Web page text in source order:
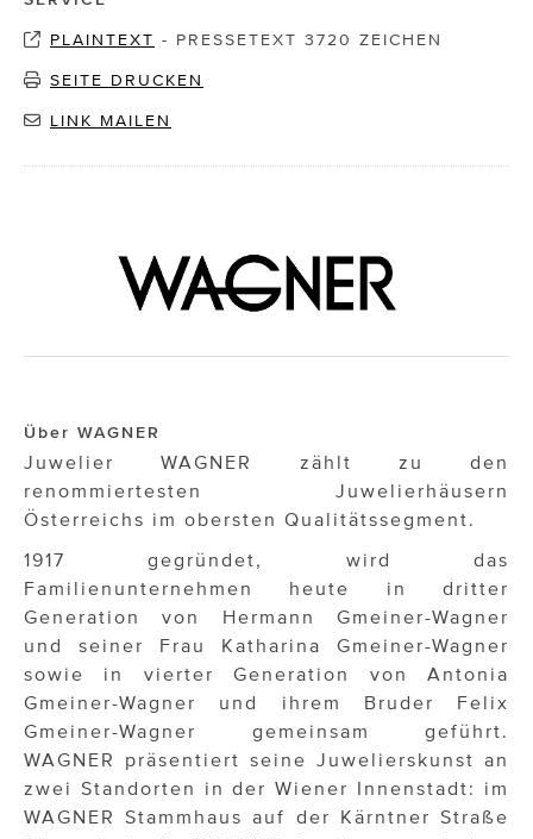
PLAINTEXT - PRESSETEXT 3720 ZEICHEN
SEITE DRUCKEN
LINK MAILEN
Über WAGNER
Juwelier WAGNER zählt zu den
renommiertesten Juwelierhäusern
Österreichs im obersten Qualitätssegment.
1917 gegründet, wird das
Familienunternehmen heute in dritter
Generation von Hermann Gmeiner-Wagner
und seiner Frau Katharina Gmeiner-Wagner
sowie in vierter Generation von Antonia
Gmeiner-Wagner und ihrem Bruder Felix
Gmeiner-Wagner gemeinsam geführt.
WAGNER präsentiert seine Juwelierskunst an
zwei Standorten in der Wiener Innenstadt: im
WAGNER Stammhaus auf der Kärntner Straße